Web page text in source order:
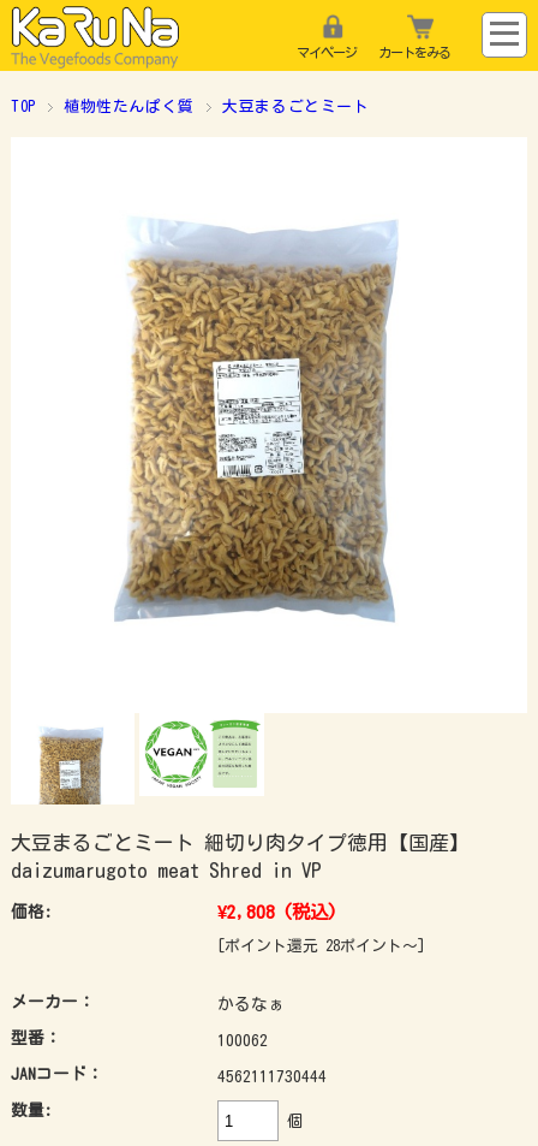
マイページ カートをみる
TOP 植物性たんぱく質 大豆まるごとミート
大豆まるごとミート 細切り肉タイプ徳用【国産】
daizumarugoto meat Shred in VP
価格: ¥2,808 (税込)
[ポイント還元 28ポイント～]
メーカー：
かるなぁ
型番：
100062
JANコード：
4562111730444
数量:
個